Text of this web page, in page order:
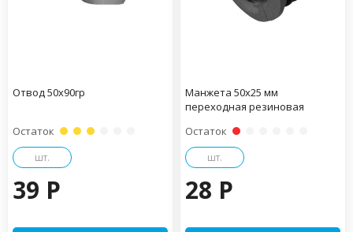
Отвод 50х90гр
Остаток
шт.
39 P
Манжета 50х25 мм
переходная резиновая
Остаток
шт.
28 P